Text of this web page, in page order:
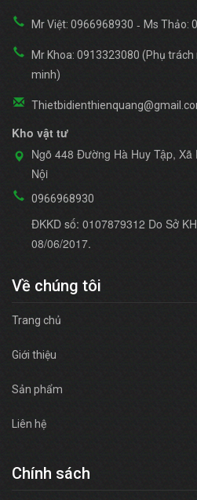
Mr Việt: 0966968930 - Ms Thảo:
Mr Khoa: 0913323080 (Phụ
minh)
Kho vật tư
Ngõ 448 Đường Hà Huy Tập,
Nội
0966968930
ĐKKD số: 0107879312 Do Sở
08/06/2017.
Về chúng tôi
Trang chủ
Giới thiệu
Sản phẩm
Liên hệ
Chính sách